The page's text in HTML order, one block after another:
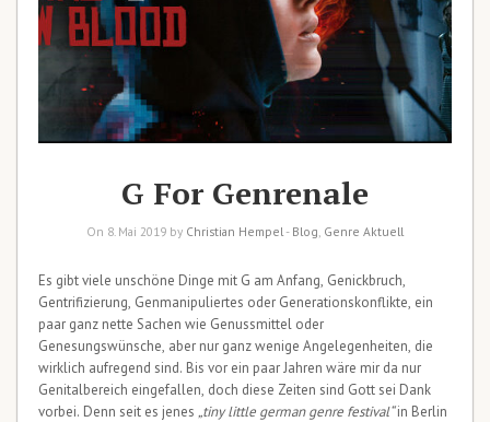
G For Genrenale
On 8. Mai 2019 by Christian Hempel - Blog Genre Aktuell
Es gibt viele unschöne Dinge mit G am Anfang, Genickbruch,
Gentrifizierung, Genmanipuliertes oder Generationskonflikte, ein
paar ganz nette Sachen wie Genussmittel oder
Genesungswünsche, aber nur ganz wenige Angelegenheiten, die
wirklich aufregend sind. Bis vor ein paar Jahren wäre mir da nur
Genitalbereich eingefallen, doch diese Zeiten sind Gott sei Dank
vorbei. Denn seit es jenes „tiny little german genre festival“in Berlin